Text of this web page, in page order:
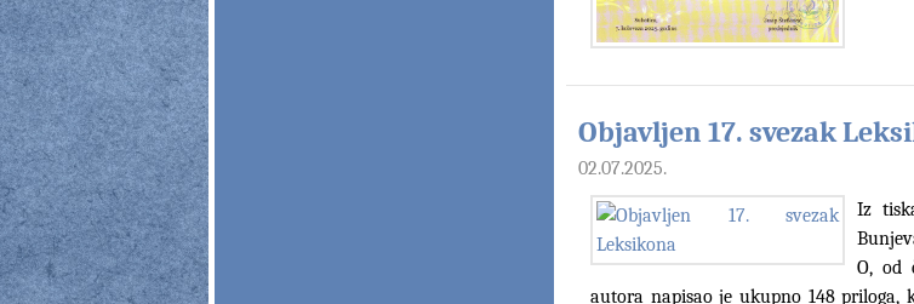
Objavljen 17. svezak
02.07.2025.
Iz
O, od
autora napisao je ukupno 148